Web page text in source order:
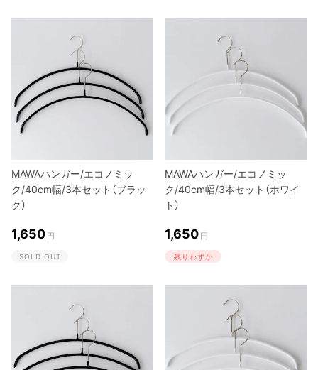
MAWAハンガー/エコノミッ
ク/40cm幅/3本セット（ブラッ
ク）
1,650 円
SOLD OUT
MAWAハンガー/エコノミッ
ク/40cm幅/3本セット（ホワイ
ト）
1,650 円
残りわずか